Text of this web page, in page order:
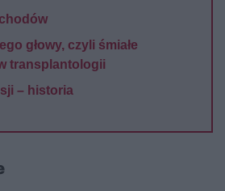
głowy, czyli śmiałe
transplantologii
– historia